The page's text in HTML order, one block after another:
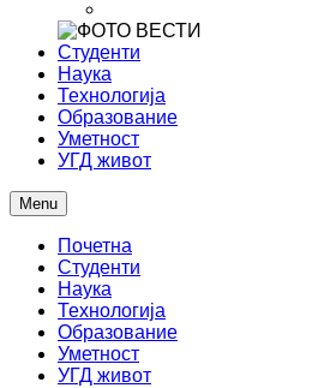
Студенти
Наука
Технологија
Образование
Уметност
УГД живот
Menu
Почетна
Студенти
Наука
Технологија
Образование
Уметност
УГД живот